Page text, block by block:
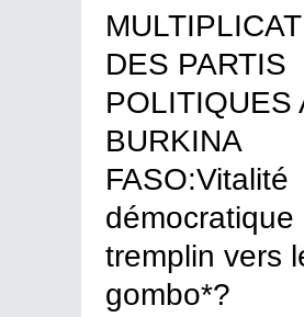
DES PARTIS
POLITIQUES
BURKINA
FASO:Vitalité
démocratique
tremplin vers
gombo*?